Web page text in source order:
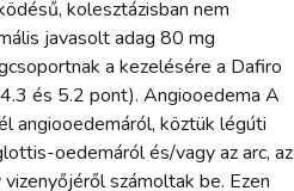
kolesztázisban nem
javasolt adag 80 mg
a kezelésére a Dafiro
és 5.2 pont). Angiooedema A
angiooedemáról, köztük légúti
oedemáról és/vagy az arc, az
számoltak be. Ezen